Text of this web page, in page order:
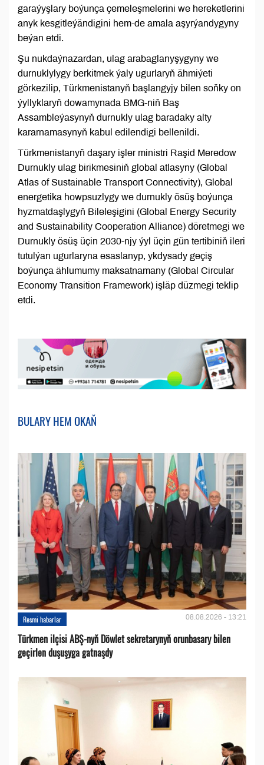
garaýyşlary boýunça çemeleşmelerini we hereketlerini
anyk kesgitleýändigini hem-de amala aşyrýandygyny
beýan etdi.
Şu nukdaýnazardan, ulag arabaglanyşygyny we
durnuklylygy berkitmek ýaly ugurlaryň ähmiýeti
görkezilip, Türkmenistanyň başlangyjy bilen soňky on
ýyllyklaryň dowamynada BMG-niň Baş
Assambleýasynyň durnukly ulag baradaky alty
kararnamasynyň kabul edilendigi bellenildi.
Türkmenistanyň daşary işler ministri Raşid Meredow
Durnukly ulag birikmesiniň global atlasyny (Global
Atlas of Sustainable Transport Connectivity), Global
energetika howpsuzlygy we durnukly ösüş boýunça
hyzmatdaşlygyň Bileleşigini (Global Energy Security
and Sustainability Cooperation Alliance) döretmegi we
Durnukly ösüş üçin 2030-njy ýyl üçin gün tertibiniň ileri
tutulýan ugurlaryna esaslanyp, ykdysady geçiş
boýunça ählumumy maksatnamany (Global Circular
Economy Transition Framework) işläp düzmegi teklip
etdi.
BULARY HEM OKAŇ
Resmi habarlar 08.08.2026 - 13:21
Türkmen ilçisi ABŞ-nyň Döwlet sekretarynyň orunbasary bilen
geçirlen duşuşyga gatnaşdy